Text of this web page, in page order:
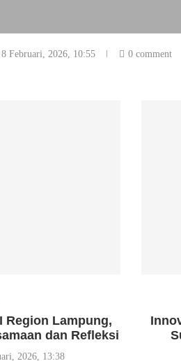
8 Februari, 2026, 10:55 0 comment
Region Lampung,
dan Refleksi
2026, 13:38